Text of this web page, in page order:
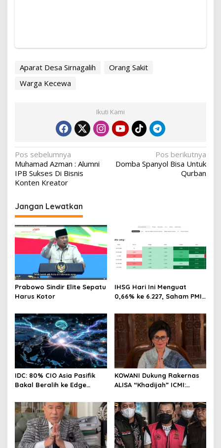
Aparat Desa Sirnagalih
Orang Sakit
Warga Kecewa
Ikuti Kami
Navigasi
pos
Pos sebelumnya
Muhamad Azman : Alumni
IPB Sukses Di Bisnis
Konten Kreator
Pos berikutnya
Domba Spanyol Bisa Untuk
Qurban
Jangan Lewatkan
Prabowo Sindir Elite Sepatu
Harus Kotor
IHSG Hari Ini Menguat
0,66% ke 6.227, Saham PMII,
28%! Ini Daftar Saham
Paling Cuan & Volume
Tertinggi 31 Juli 2026
IDC: 80% CIO Asia Pasifik
Bakal Beralih ke Edge
pada 2027
KOWANI Dukung Rakernas
ALISA “Khadijah” ICMI:
Menuju Indonesia Emas